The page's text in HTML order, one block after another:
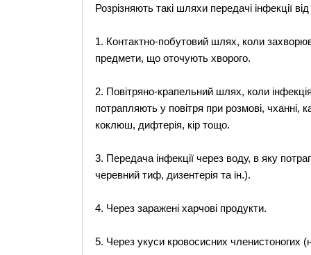
Розрізняють такі шляхи передачі інфекції
1. Контактно-побутовий шлях, коли
предмети, що оточують хворого.
2. Повітряно-крапельний шлях, коли
потрапляють у повітря при розмові, чханні,
коклюш, дифтерія, кір тощо.
3. Передача інфекції через воду, в яку
черевний тиф, дизентерія та ін.).
4. Через заражені харчові продукти.
5. Через укуси кровосисних членистоногих